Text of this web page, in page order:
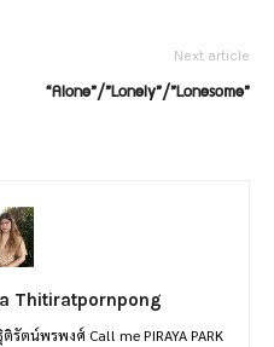
Next article
“Alone”/”Lonely”/”Lonesome”
Thitiratpornpong
ตน์พรพงศ์ Call me PIRAYA PARK